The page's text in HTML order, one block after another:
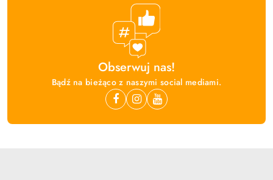
Obserwuj nas!
Bądź na bieżąco z naszymi social mediami.